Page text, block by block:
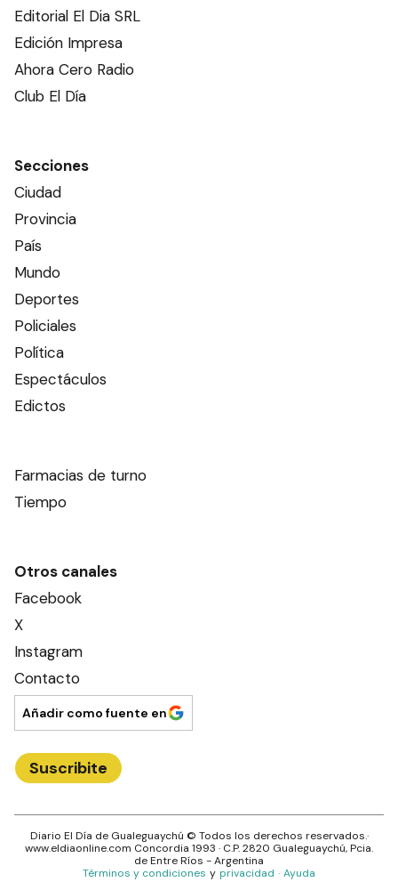
Editorial El Dia SRL
Edición Impresa
Ahora Cero Radio
Club El Día
Secciones
Ciudad
Provincia
País
Mundo
Deportes
Policiales
Política
Espectáculos
Edictos
Farmacias de turno
Tiempo
Otros canales
Facebook
X
Instagram
Contacto
Añadir como fuente en
Suscribite
Diario El Día de Gualeguaychú © Todos los derechos reservados.·
www.eldiaonline.com Concordia 1993 · C.P.2820 Gualeguaychú, Pcia.
deEntre Ríos - Argentina
Términos y condiciones y privacidad · Ayuda